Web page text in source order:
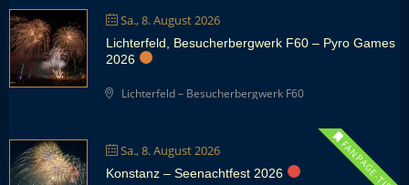
Sa., 8. August 2026
Lichterfeld, Besucherbergwerk F60 – Pyro Games
2026
Lichterfeld – Besucherbergwerk F60
Sa., 8. August 2026 FANPAGE-TIPP
Konstanz – Seenachtfest 2026